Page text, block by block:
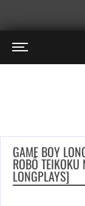
GAME BOY
ROBÔ
LONGPLAYS]